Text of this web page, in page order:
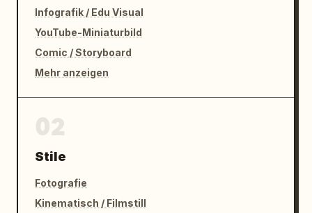
Infografik / Edu Visual
YouTube-Miniaturbild
Comic / Storyboard
Mehr anzeigen
Stile
Fotografie
Kinematisch / Filmstill